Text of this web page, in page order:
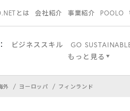
とは 会社紹介 事業紹介 POOLO
ビジネススキル GO
もっと見る
外 ヨーロッパ フィンランド